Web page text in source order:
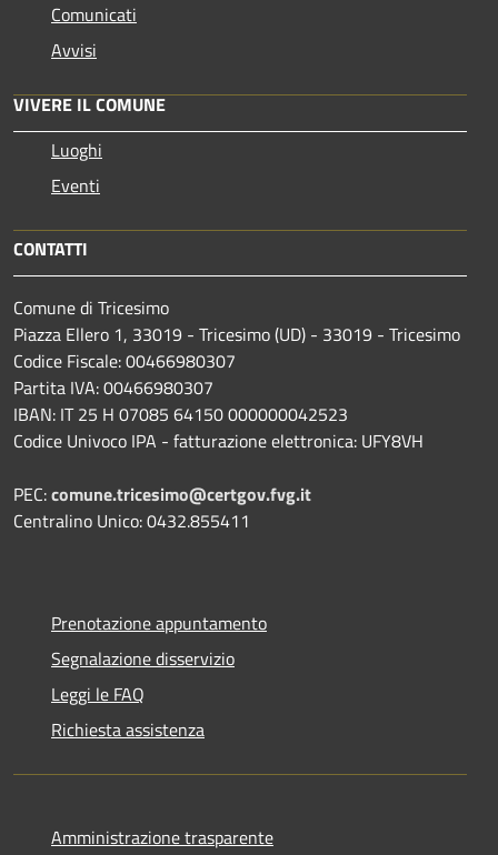
Comunicati
Avvisi
VIVERE IL COMUNE
Luoghi
Eventi
CONTATTI
Comune di Tricesimo
Piazza Ellero 1, 33019 - Tricesimo (UD) - 33019 - Tricesimo
Codice Fiscale: 00466980307
Partita IVA: 00466980307
IBAN: IT 25 H 07085 64150 000000042523
Codice Univoco IPA - fatturazione elettronica: UFY8VH
PEC:comune.tricesimo@certgov.fvg.it
Centralino Unico: 0432.855411
Prenotazione appuntamento
Segnalazione disservizio
Leggi le FAQ
Richiesta assistenza
Amministrazione trasparente